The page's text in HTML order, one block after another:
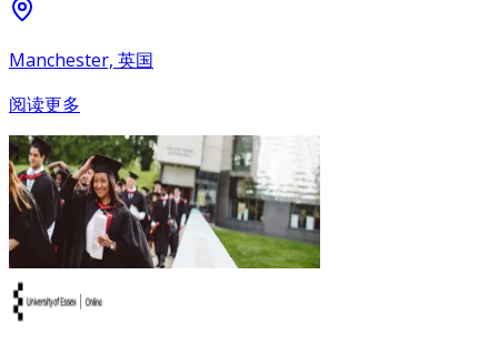
Manchester, 英国
阅读更多